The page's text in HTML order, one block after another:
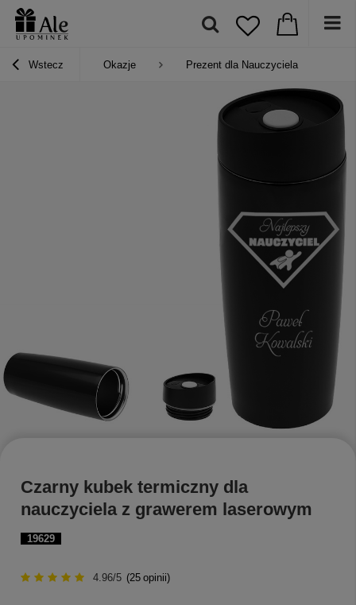
Wstecz Okazje Prezent dla Nauczyciela
19629
Czarny kubek termiczny dla
nauczyciela z grawerem laserowym
4.96/5 (25 opinii)